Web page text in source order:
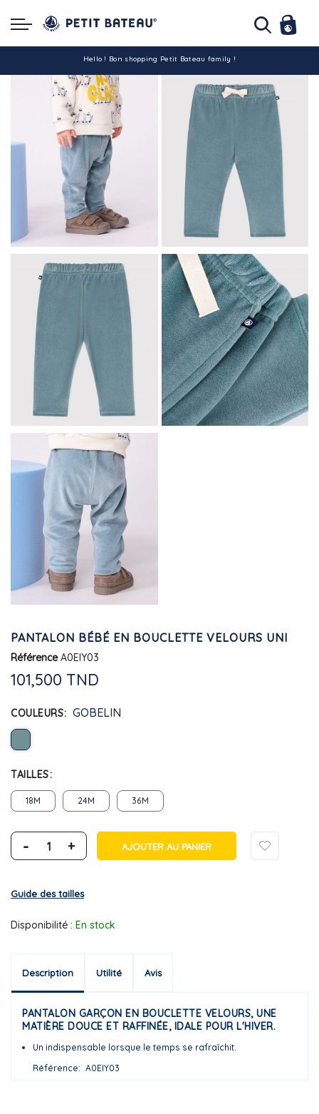
La livraison est assurée partout en Tunisie !
-10% pour tout paiement par carte bancaire (hors promo)
PANTALON BÉBÉ EN BOUCLETTE VELOURS UNI
Référence A0EIY03
101,500 TND
COULEURS GOBELIN
TAILLES
18M 24M 36M
- + AJOUTER AU PANIER
Guide des tailles
Disponibilité : En stock
Description Utilité Avis
PANTALON GARÇON EN BOUCLETTE VELOURS, UNE
MATIÈRE DOUCE ET RAFFINÉE, IDALE POUR L'HIVER.
Un indispensable lorsque le temps se rafraîchit.
Référence
A0EIY03